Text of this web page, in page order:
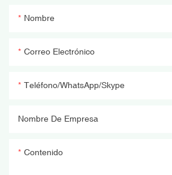
Nombre
Correo Electrónico
Teléfono/WhatsApp/Skype
Nombre De Empresa
Contenido